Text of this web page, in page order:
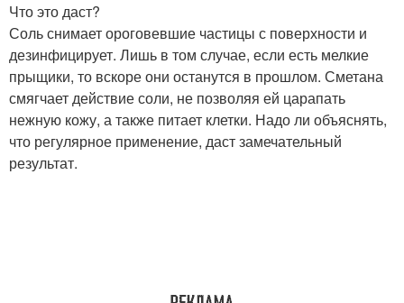
Что это даст?
Соль снимает ороговевшие частицы с поверхности и
дезинфицирует. Лишь в том случае, если есть мелкие
прыщики, то вскоре они останутся в прошлом. Сметана
смягчает действие соли, не позволяя ей царапать
нежную кожу, а также питает клетки. Надо ли объяснять,
что регулярное применение, даст замечательный
результат.